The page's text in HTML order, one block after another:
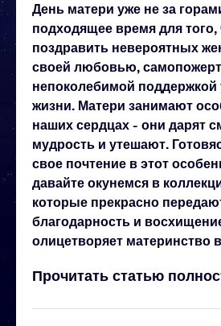
День матери уже не за
подходящее время для
поздравить невероятных
своей любовью,
непоколебимой поддержкой
жизни. Матери занимают
наших сердцах - они дарят
мудрость и утешают.
свое почтение в этот
давайте окунемся в
которые прекрасно
благодарность и
олицетворяет материнство
Прочитать статью